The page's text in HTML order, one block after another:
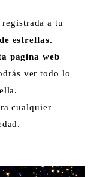
a tu
estrellas.
pagina web
ver todo lo
cualquier